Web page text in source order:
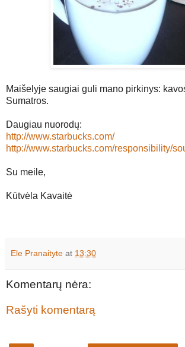
Maišelyje saugiai guli mano pirkinys:
Sumatros.
Daugiau nuorodų:
http://www.starbucks.com/
http://www.starbucks.com/responsibility/
Su meile,
Kūtvėla Kavaitė
Ele Pranaityte at 13:30
Komentarų nėra:
Rašyti komentarą